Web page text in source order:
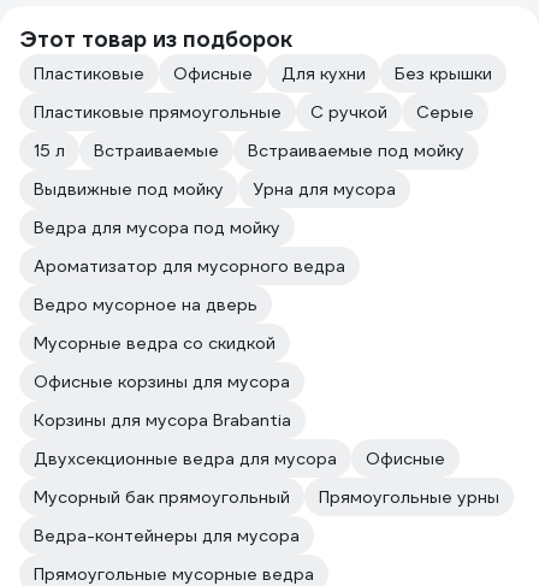
Этот товар из подборок
Пластиковые Офисные Для кухни
Без крышки
Пластиковые прямоугольные
С ручкой
Серые
15 л
Встраиваемые
Встраиваемые под мойку
Выдвижные под мойку
Урна для мусора
Ведра для мусора под мойку
Ароматизатор для мусорного ведра
Ведро мусорное на дверь
Мусорные ведра со скидкой
Офисные корзины для мусора
Корзины для мусора Brabantia
Двухсекционные ведра для мусора
Офисные
Мусорный бак прямоугольный
Прямоугольные урны
Ведра-контейнеры для мусора
Прямоугольные мусорные ведра